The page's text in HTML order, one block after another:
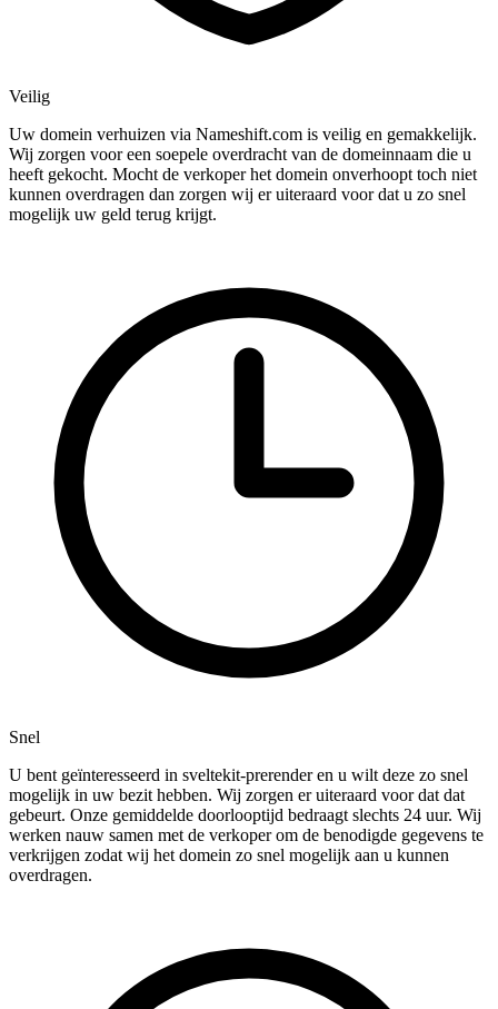
Veilig
Uw domein verhuizen via Nameshift.com is veilig en gemakkelijk.
Wij zorgen voor een soepele overdracht van de domeinnaam die u
heeft gekocht. Mocht de verkoper het domein onverhoopt toch niet
kunnen overdragen dan zorgen wij er uiteraard voor dat u zo snel
mogelijk uw geld terug krijgt.
Snel
U bent geïnteresseerd in sveltekit-prerender en u wilt deze zo snel
mogelijk in uw bezit hebben. Wij zorgen er uiteraard voor dat dat
gebeurt. Onze gemiddelde doorlooptijd bedraagt slechts 24 uur. Wij
werken nauw samen met de verkoper om de benodigde gegevens te
verkrijgen zodat wij het domein zo snel mogelijk aan u kunnen
overdragen.